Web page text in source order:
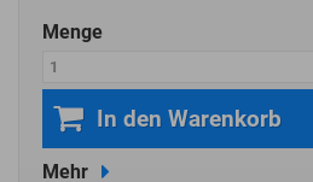
Menge
In den Warenkorb
Mehr